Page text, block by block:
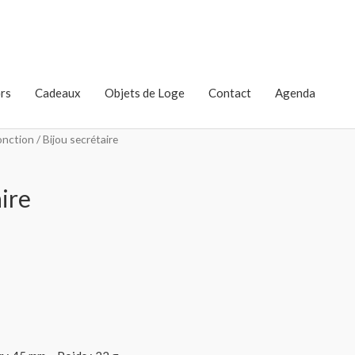
Cadeaux Objets de Loge Contact Agenda
/ Bijou secrétaire